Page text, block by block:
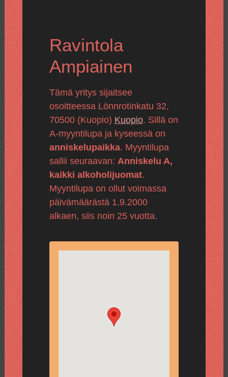
Ravintola
Ampiainen
Tämä yritys sijaitsee
osoitteessa Lönnrotinkatu 32,
70500 (Kuopio) Kuopio. Sillä on
A-myyntilupa ja kyseessä on
anniskelupaikka. Myyntilupa
sallii seuraavan: Anniskelu A,
kaikki alkoholijuomat.
Myyntilupa on ollut voimassa
päivämäärästä 1.9.2000
alkaen, siis noin 25 vuotta.